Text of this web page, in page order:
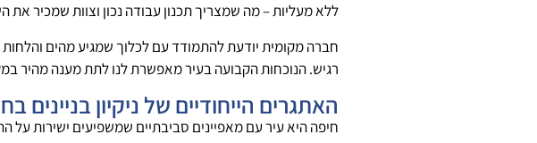
ללא מעליות – מה שמצריך תכנון עבודה נכון וצוות שמכיר את
חברה מקומית יודעת להתמודד עם לכלוך שמגיע מהים והלחות
רגיש. הנוכחות הקבועה בעיר מאפשרת לנו לתת מענה מהיר
האתגרים הייחודיים של ניקיון בניינים
חיפה היא עיר עם מאפיינים סביבתיים שמשפיעים ישירות על